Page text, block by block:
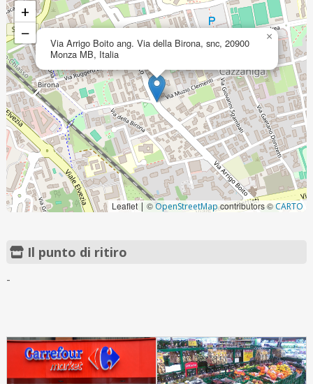
Via Arrigo Boito ang. Via della Birona, snc, 20900
Monza MB, Italia
×
+
−
Leaflet | © OpenStreetMapcontributors ©CARTO
Il punto di ritiro
-